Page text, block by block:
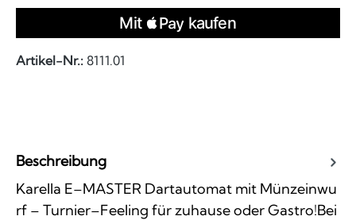
Artikel-Nr.: 8111.01
Beschreibung
Karella E–MASTER Dartautomat mit Münzeinwu
rf – Turnier–Feeling für zuhause oder Gastro!Bei